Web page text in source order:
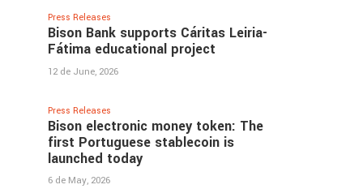
Press Releases
Bison Bank supports Cáritas Leiria-
Fátima educational project
12 de June, 2026
Press Releases
Bison electronic money token: The
first Portuguese stablecoin is
launched today
6 de May, 2026